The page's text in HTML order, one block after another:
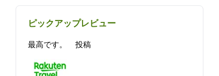
ピックアップレビュー
最高です。 2021-08-25 11:08:30投稿